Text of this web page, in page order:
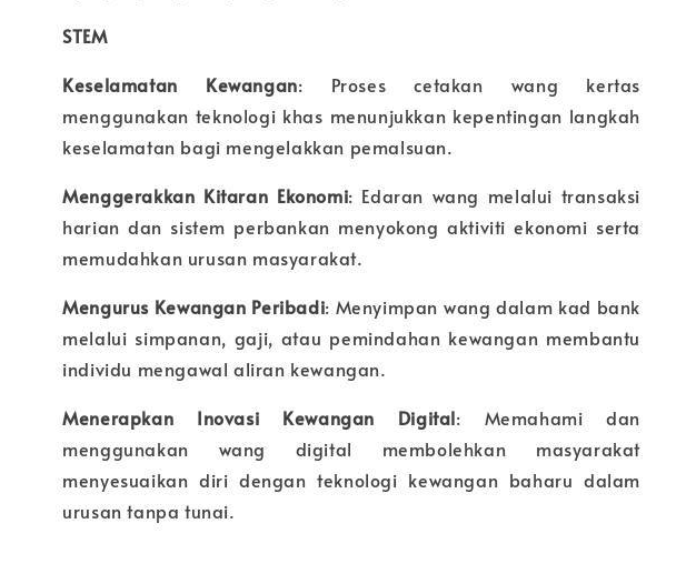
STEM
Keselamatan Kewangan: Proses cetakan wang kertas
menggunakan teknologi khas menunjukkan kepentingan langkah
keselamatan bagi mengelakkan pemalsuan.
Menggerakkan Kitaran Ekonomi: Edaran wang melalui transaksi
harian dan sistem perbankan menyokong aktiviti ekonomi serta
memudahkan urusan masyarakat.
Mengurus Kewangan Peribadi: Menyimpan wang dalam kad bank
melalui simpanan, gaji, atau pemindahan kewangan membantu
individu mengawal aliran kewangan.
Menerapkan Inovasi Kewangan Digital: Memahami dan
menggunakan wang digital membolehkan masyarakat
menyesuaikan diri dengan teknologi kewangan baharu dalam
urusan tanpa tunai.